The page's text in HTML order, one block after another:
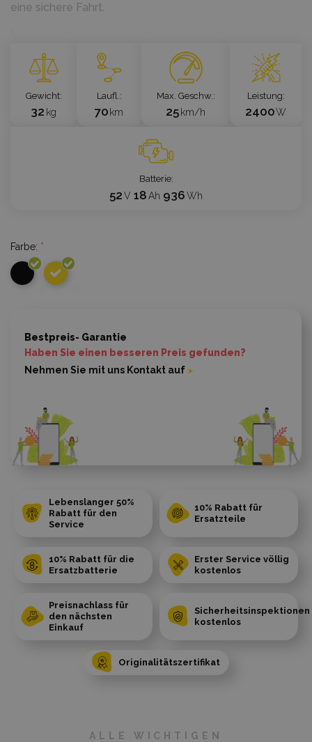
eine sichere Fahrt.
`
Gewicht
32 kg
Laufl.
70 km
Max. Geschw.
25 km/h
Leistung
2400W
Batterie
52V 18Ah 936Wh
Farbe: *
Bestpreis- Garantie
Haben Sie einen besseren Preis gefunden?
Nehmen Sie mit uns Kontakt auf
Lebenslanger 50%
Rabatt für den
Service
10% Rabatt für
Ersatzteile
10% Rabatt für die
Ersatzbatterie
Erster Service völlig
kostenlos
Preisnachlass für
den nächsten
Einkauf
Sicherheitsinspektionen
kostenlos
Originalitätszertifikat
ALLE WICHTIGEN